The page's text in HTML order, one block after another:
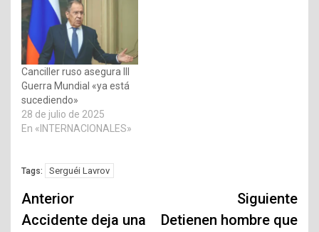
Canciller ruso asegura III
Guerra Mundial «ya está
sucediendo»
28 de julio de 2025
En «INTERNACIONALES»
Tags: Serguéi Lavrov
Navegación
de
Anterior
Accidente deja una
Siguiente
Detienen hombre que